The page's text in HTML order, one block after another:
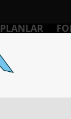
PLANLAR